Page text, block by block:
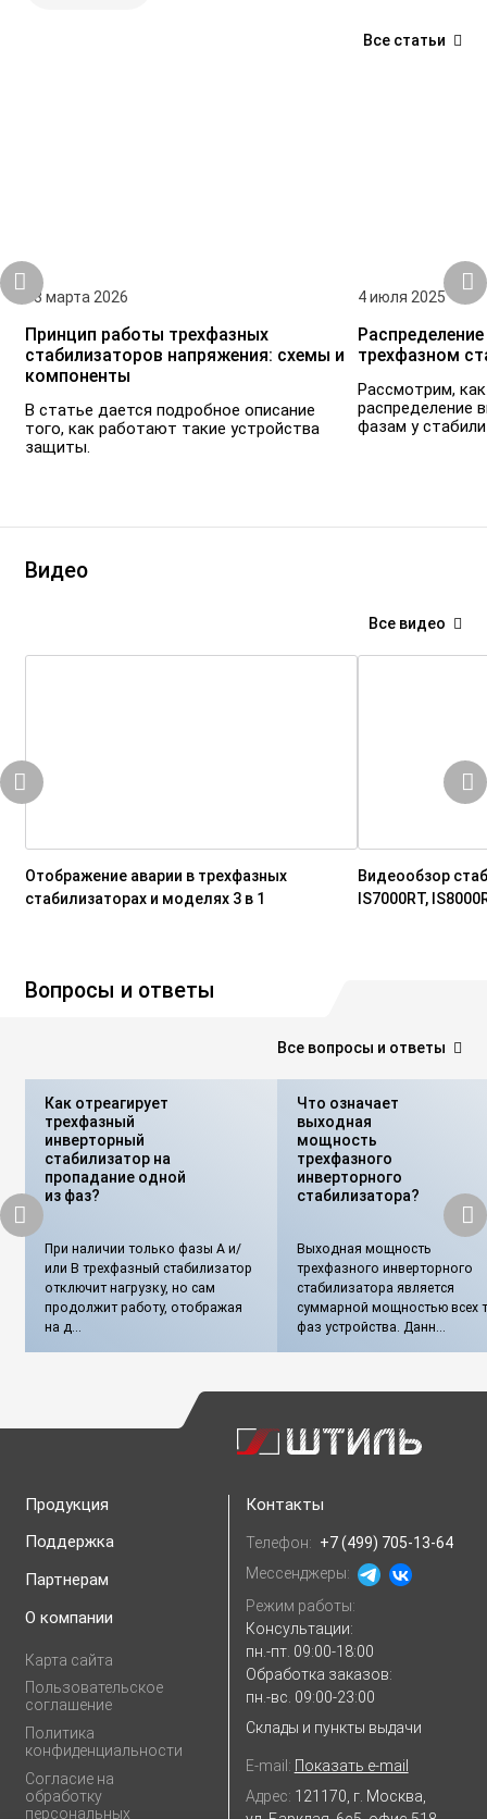
Все статьи
13 марта 2026
Принцип работы трехфазных
стабилизаторов напряжения: схемы и
компоненты
В статье дается подробное описание
того, как работают такие устройства
защиты.
4 июля 2025
трехфазном
Рассмотрим,
распределение
фазам у
Видео
Все видео
Отображение аварии в трехфазных
стабилизаторах и моделях 3 в 1
Видеообзор
IS7000RT,
Вопросы и ответы
Все вопросы и ответы
Как отреагирует
трехфазный
инверторный
стабилизатор на
пропадание одной
из фаз?
При наличии только фазы А и/
или В трехфазный стабилизатор
отключит нагрузку, но сам
продолжит работу, отображая
на д...
Что означает
выходная
мощность
трехфазного
инверторного
стабилизатора?
Выходная мощность
трехфазного инверторного
стабилизатора является
суммарной мощностью всех
фаз устройства. Данн...
Продукция
Поддержка
Партнерам
О компании
Карта сайта
Пользовательское
соглашение
Политика
конфиденциальности
Согласие на
обработку
персональных
Контакты
Телефон: +7 (499) 705-13-64
Мессенджеры:
Режим работы:
Консультации:
пн.-пт. 09:00-18:00
Обработка заказов:
пн.-вс. 09:00-23:00
Склады и пункты выдачи
E-mail: Показать e-mail
Адрес: 121170, г. Москва,